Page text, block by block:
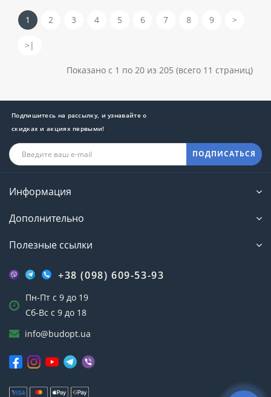
1 2 3 4 5 6 7 8 9 >
>|
Показано с 1 по 20 из 205 (всего 11 страниц)
Подпишитесь на рассылку, и узнавайте о
скидках и акциях первыми!
ПОДПИСАТЬСЯ
Информация
Дополнительно
Полезные ссылки
+38 (098) 609-53-93
Пн-Пт с 9 до 19
Сб-Вс с 9 до 18
info@budopt.ua